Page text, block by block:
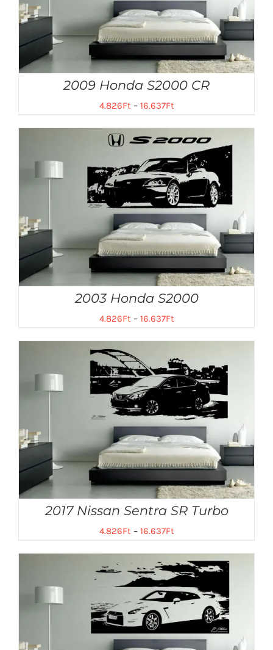
2009 Honda S2000 CR
4.826Ft– 16.637Ft
2003 Honda S2000
4.826Ft – 16.637Ft
2017 Nissan Sentra SR Turbo
4.826Ft– 16.637Ft